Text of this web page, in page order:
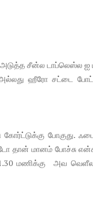
அடுத்த சீன்ல
ஹீரோ சட்டை
போகுது.
மானம் போச்சு
மணிக்கு அவ